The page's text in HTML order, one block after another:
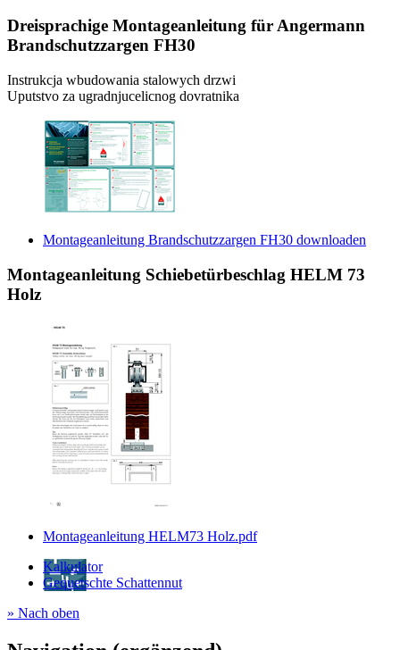
Dreisprachige Montageanleitung für Angermann
Brandschutzzargen FH30
Instrukcja wbudowania stalowych drzwi
Uputstvo za ugradnjucelicnog dovratnika
Montageanleitung Brandschutzzargen FH30 downloaden
Montageanleitung Schiebetürbeschlag HELM 73
Holz
Montageanleitung HELM73 Holz.pdf
Kalkulator
Gequetschte Schattennut
» Nach oben